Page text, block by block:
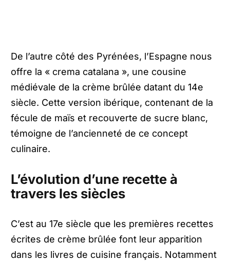
De l’autre côté des Pyrénées, l’Espagne nous
offre la « crema catalana », une cousine
médiévale de la crème brûlée datant du 14e
siècle. Cette version ibérique, contenant de la
fécule de maïs et recouverte de sucre blanc,
témoigne de l’ancienneté de ce concept
culinaire.
L’évolution d’une recette à
travers les siècles
C’est au 17e siècle que les premières recettes
écrites de crème brûlée font leur apparition
dans les livres de cuisine français. Notamment